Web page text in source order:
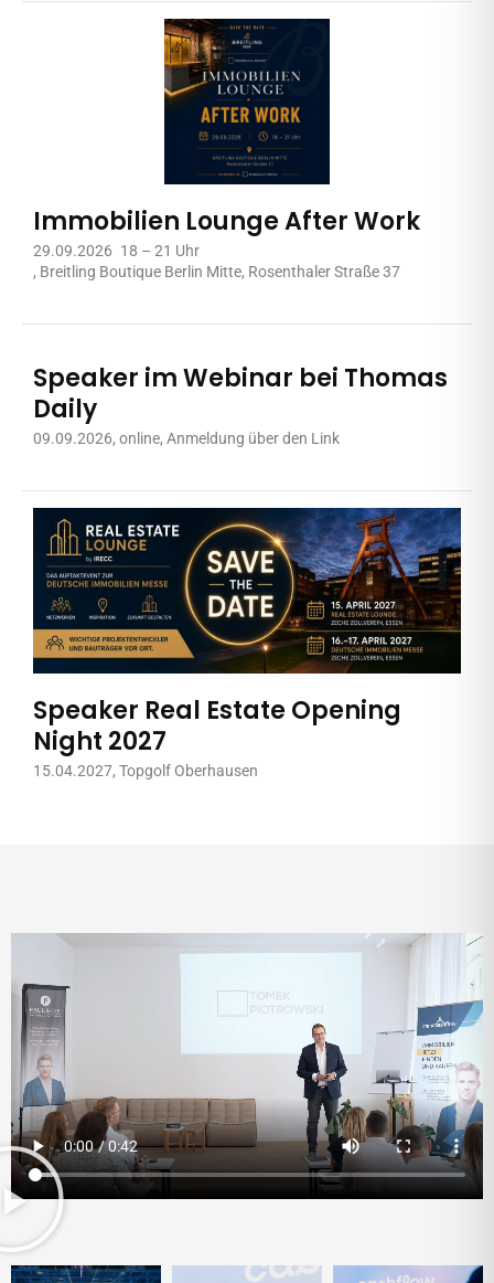
Immobilien Lounge After Work
29.09.2026 18 – 21 Uhr
, Breitling Boutique Berlin Mitte, Rosenthaler Straße 37
Speaker im Webinar bei Thomas
Daily
09.09.2026, online, Anmeldung über den Link
Speaker Real Estate Opening
Night 2027
15.04.2027, Topgolf Oberhausen